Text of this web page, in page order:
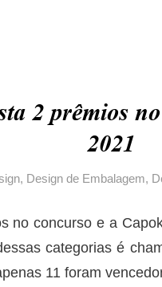
2 prêmios
2021
, Design de Embalagem,
no concurso e a
categorias é
11 foram